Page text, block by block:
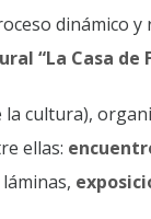
dinámico
“La Casa de
cultura),
ellas: